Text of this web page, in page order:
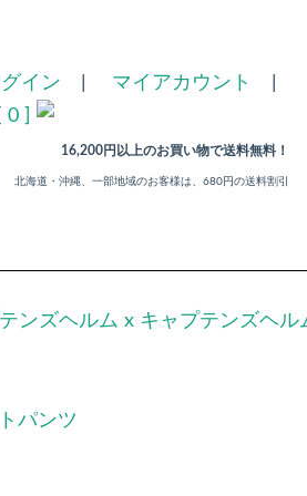
イン マイアカウント
]
16,200円以上のお買い物で送料無料！
北海道・沖縄、一部地域のお客様は、680円の送料割引
ンズヘルム x キャプテンズヘル
パンツ